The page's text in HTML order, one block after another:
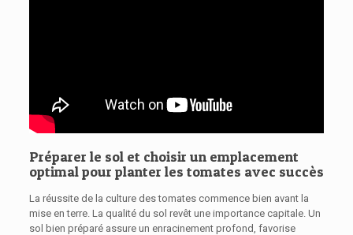
Préparer le sol et choisir un emplacement
optimal pour planter les tomates avec succès
La réussite de la culture des tomates commence bien avant la
mise en terre. La qualité du sol revêt une importance capitale. Un
sol bien préparé assure un enracinement profond, favorise